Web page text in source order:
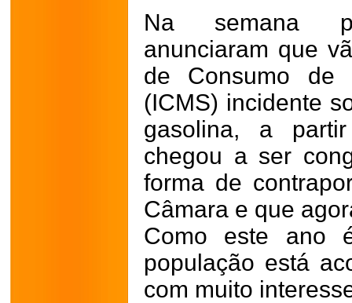
Na semana
anunciaram que
de Consumo de
(ICMS) incidente
gasolina, a
chegou a ser
forma de
Câmara e que
Como este ano
população está
com muito